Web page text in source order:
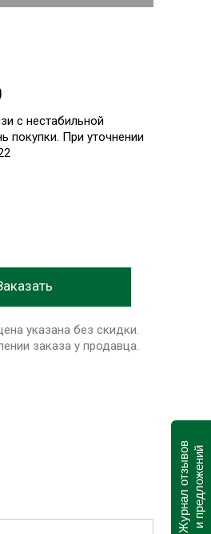
с нестабильной
покупки. При уточнении
указана без скидки.
заказа у продавца.
Журнал отзывови предложений